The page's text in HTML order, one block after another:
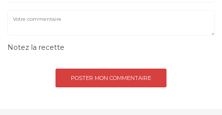
Notez la recette